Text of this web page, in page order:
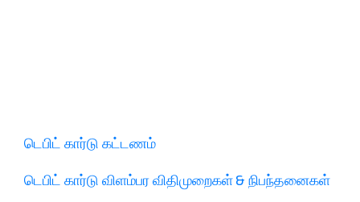
டெபிட் கார்டு கட்டணம்
டெபிட் கார்டு விளம்பர விதிமுறைகள் & நிபந்தனைகள்